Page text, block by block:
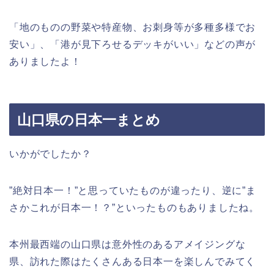
「地のものの野菜や特産物、お刺身等が多種多様でお
安い」、「港が見下ろせるデッキがいい」などの声が
ありましたよ！
山口県の日本一まとめ
いかがでしたか？
”絶対日本一！”と思っていたものが違ったり、逆に”ま
さかこれが日本一！？”といったものもありましたね。
本州最西端の山口県は意外性のあるアメイジングな
県、訪れた際はたくさんある日本一を楽しんでみてく